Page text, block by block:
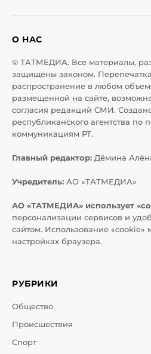
О НАС
© ТАТМЕДИА. Все материалы,
защищены законом.
распространение в любом
размещенной на сайте,
согласия редакций СМИ.
республиканского агентства по
коммуникациям РТ.
Главный редактор: Дёмина
Учредитель: АО «ТАТМЕДИА»
АО «ТАТМЕДИА» использует
персонализации сервисов и
сайтом. Использование «cookie»
настройках браузера.
РУБРИКИ
Общество
Происшествия
Спорт